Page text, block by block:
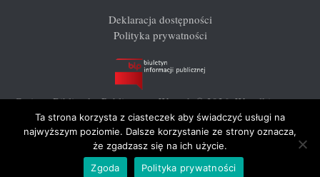
Deklaracja dostępności
Polityka prywatności
Gminna Biblioteka Publiczna w Wyrach © 2026. Wszelkie prawa
zastrzeżone.
Ta strona korzysta z ciasteczek aby świadczyć usługi na
najwyższym poziomie. Dalsze korzystanie ze strony oznacza,
że zgadzasz się na ich użycie.
Zgoda
Polityka prywatności